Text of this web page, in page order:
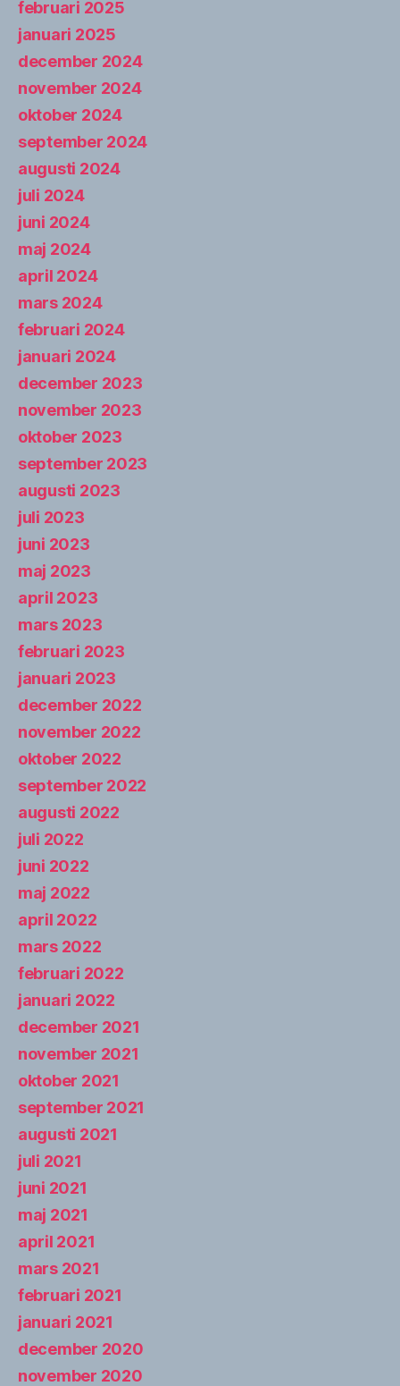
februari 2025
januari 2025
december 2024
november 2024
oktober 2024
september 2024
augusti 2024
juli 2024
juni 2024
maj 2024
april 2024
mars 2024
februari 2024
januari 2024
december 2023
november 2023
oktober 2023
september 2023
augusti 2023
juli 2023
juni 2023
maj 2023
april 2023
mars 2023
februari 2023
januari 2023
december 2022
november 2022
oktober 2022
september 2022
augusti 2022
juli 2022
juni 2022
maj 2022
april 2022
mars 2022
februari 2022
januari 2022
december 2021
november 2021
oktober 2021
september 2021
augusti 2021
juli 2021
juni 2021
maj 2021
april 2021
mars 2021
februari 2021
januari 2021
december 2020
november 2020